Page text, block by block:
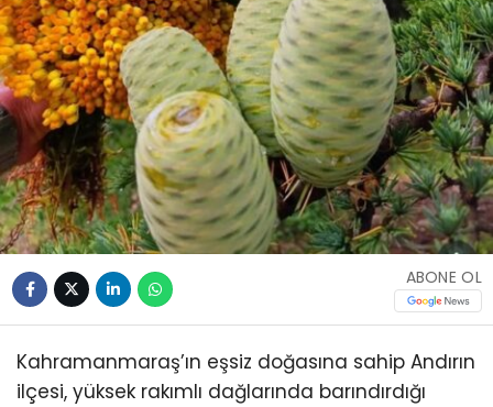
ABONE OL
Kahramanmaraş’ın eşsiz doğasına sahip Andırın
ilçesi, yüksek rakımlı dağlarında barındırdığı